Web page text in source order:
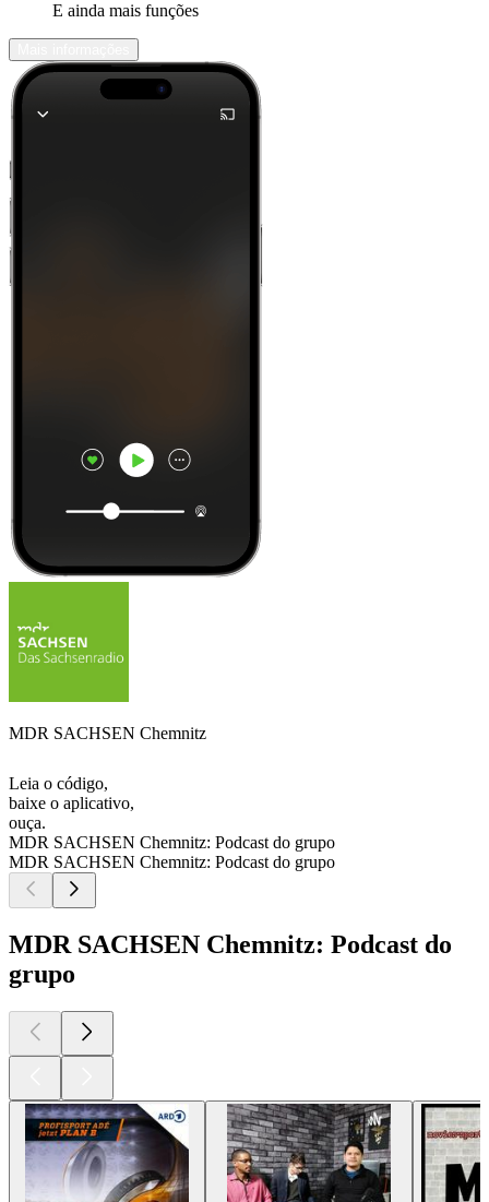
E ainda mais funções
MDR SACHSEN Chemnitz
Leia o código,
baixe o aplicativo,
ouça.
MDR SACHSEN Chemnitz: Podcast do grupo
MDR SACHSEN Chemnitz: Podcast do grupo
MDR SACHSEN Chemnitz: Podcast do
grupo